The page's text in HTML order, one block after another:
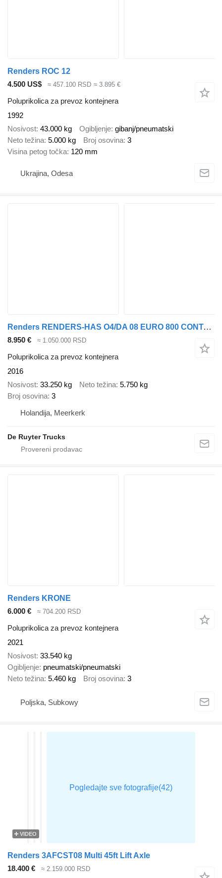
Renders ROC 12
4.500 US$
≈ 457.100 RSD ≈ 3.895 €
Poluprikolica za prevoz kontejnera
1992
Nosivost 43.000 kg Ogibljenje gibanj/pneumatski
Neto težina 5.000 kg Broj osovina 3
Visina petog točka 120 mm
Ukrajina, Odesa
Renders RENDERS-HAS O4/DA 08 EURO 800 CONTAINERCHASSIS
8.950 € ≈ 1.050.000 RSD
Poluprikolica za prevoz kontejnera
2016
Nosivost 33.250 kg Neto težina 5.750 kg
Broj osovina 3
Holandija, Meerkerk
De Ruyter Trucks
Renders KRONE
6.000 €
≈ 704.200 RSD
Poluprikolica za prevoz kontejnera
2021
Nosivost 33.540 kg
Ogibljenje pneumatski/pneumatski
Neto težina 5.460 kg Broj osovina 3
Poljska, Subkowy
VIDEO
Renders 3AFCST08 Multi 45ft Lift Axle
18.400 €
≈ 2.159.000 RSD